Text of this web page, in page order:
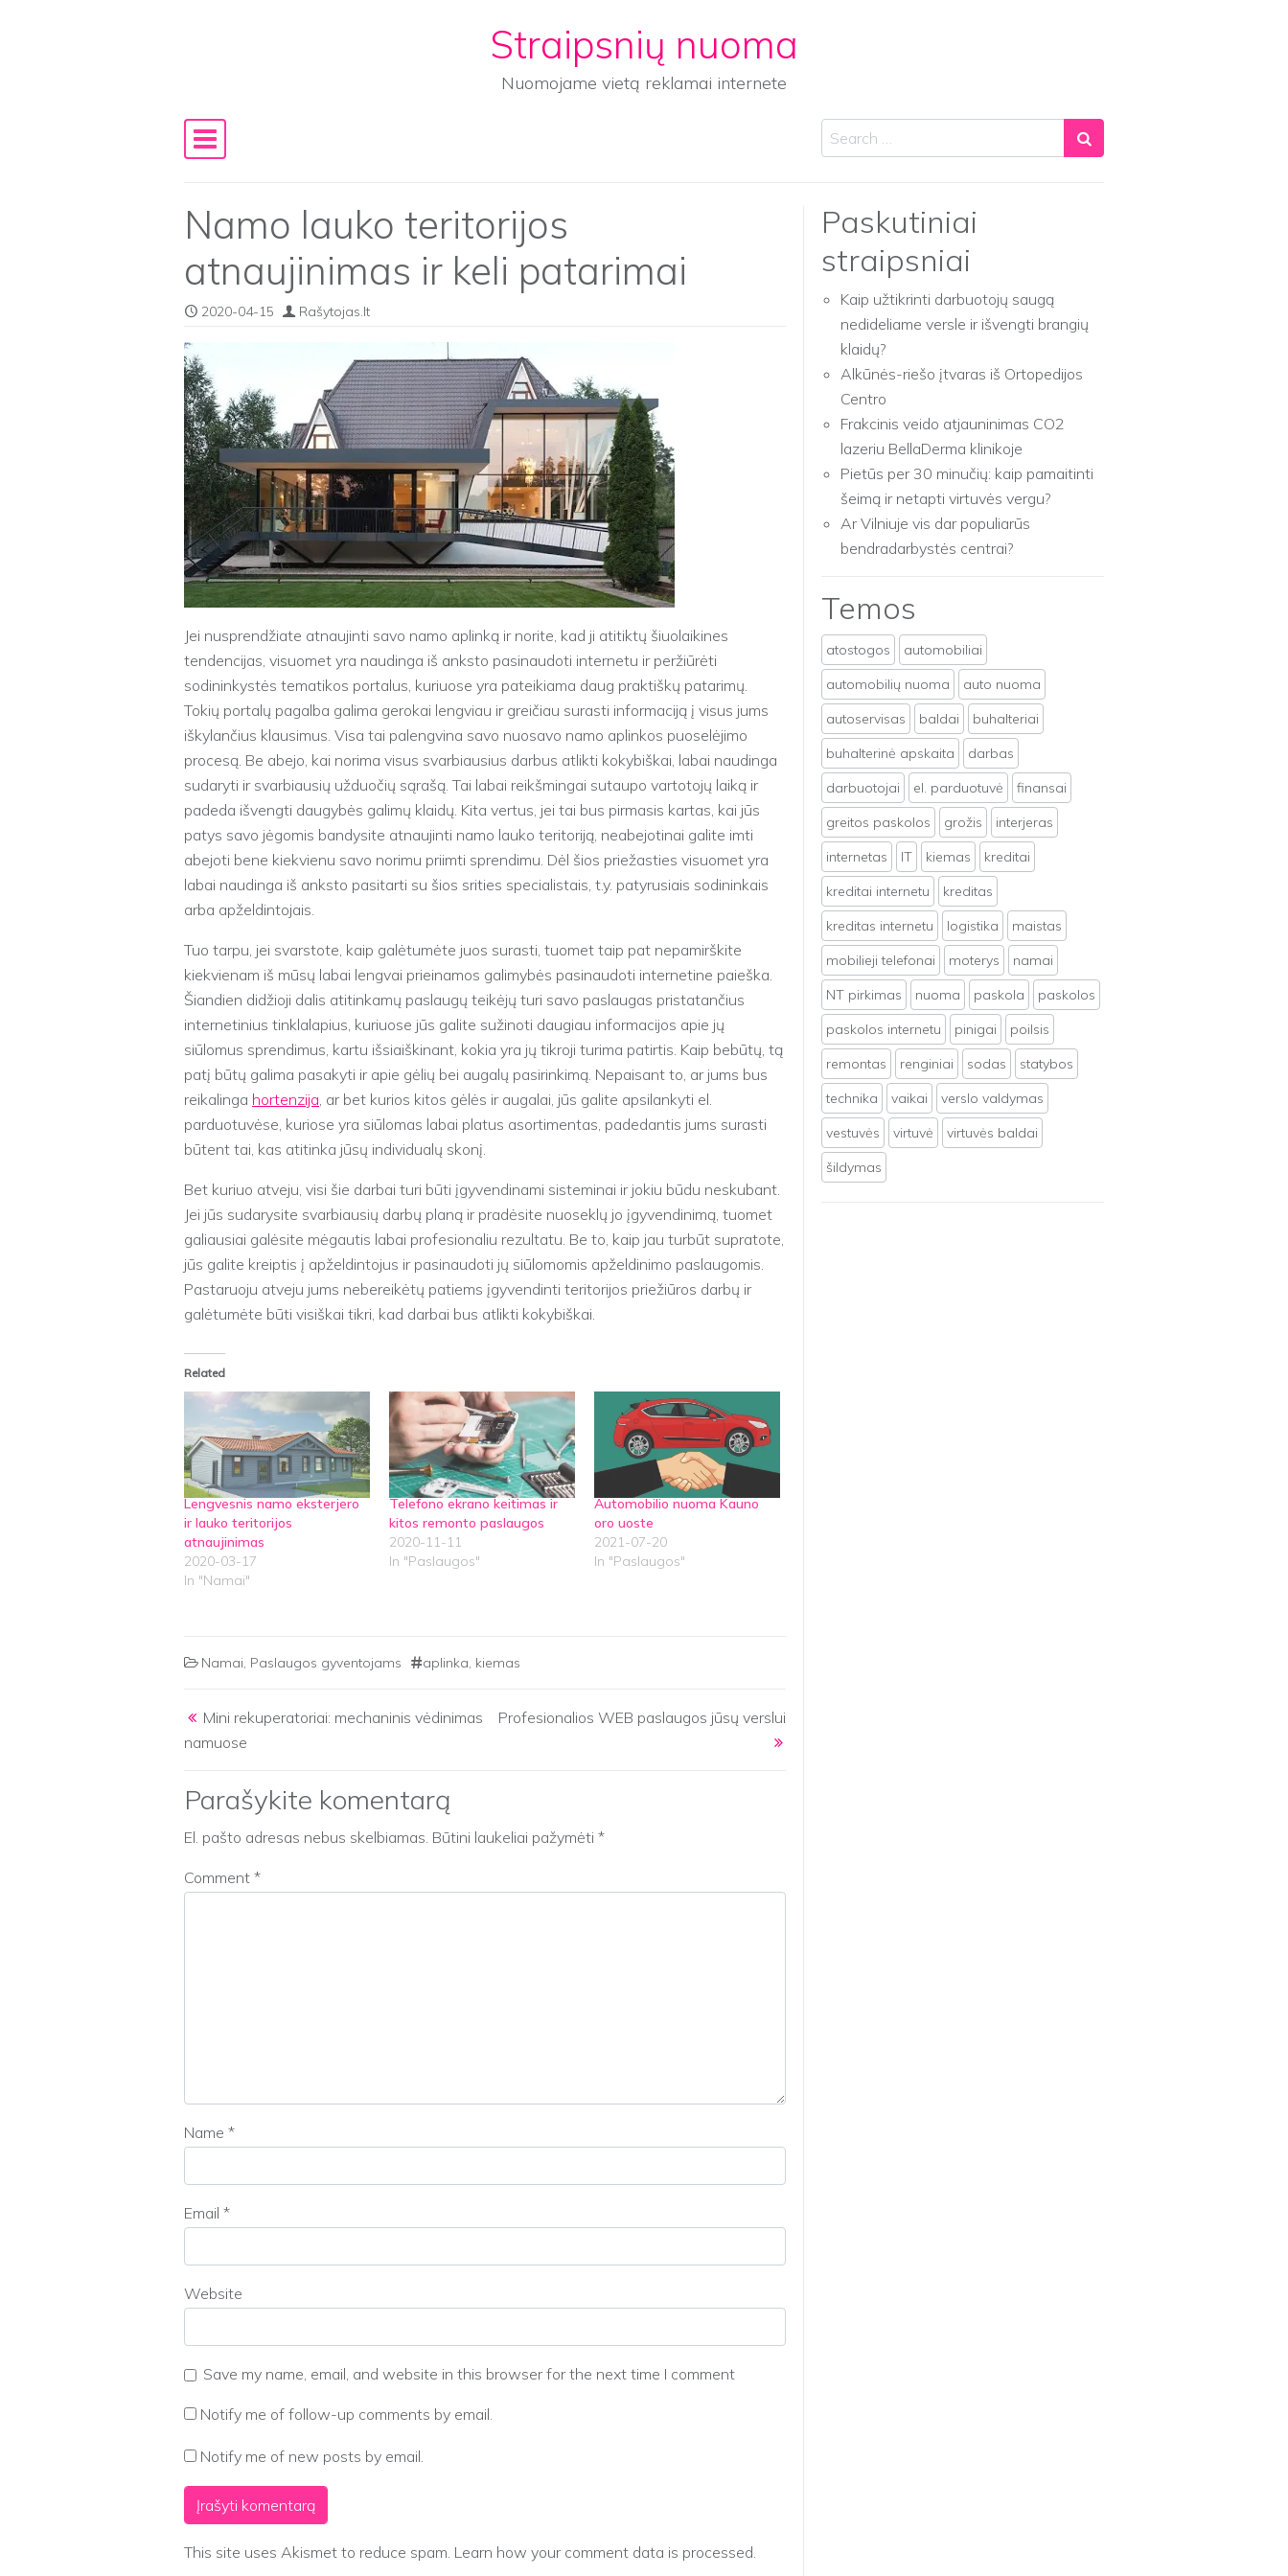
Straipsnių nuoma
Nuomojame vietą reklamai internete
Main Navigation
Search
Namo lauko teritorijos
atnaujinimas ir keli patarimai
2020-04-15 Rašytojas.lt
Jei nusprendžiate atnaujinti savo namo aplinką ir norite, kad ji atitiktų šiuolaikines
tendencijas, visuomet yra naudinga iš anksto pasinaudoti internetu ir peržiūrėti
sodininkystės tematikos portalus, kuriuose yra pateikiama daug praktiškų patarimų.
Tokių portalų pagalba galima gerokai lengviau ir greičiau surasti informaciją į visus jums
iškylančius klausimus. Visa tai palengvina savo nuosavo namo aplinkos puoselėjimo
procesą. Be abejo, kai norima visus svarbiausius darbus atlikti kokybiškai, labai naudinga
sudaryti ir svarbiausių užduočių sąrašą. Tai labai reikšmingai sutaupo vartotojų laiką ir
padeda išvengti daugybės galimų klaidų. Kita vertus, jei tai bus pirmasis kartas, kai jūs
patys savo jėgomis bandysite atnaujinti namo lauko teritoriją, neabejotinai galite imti
abejoti bene kiekvienu savo norimu priimti sprendimu. Dėl šios priežasties visuomet yra
labai naudinga iš anksto pasitarti su šios srities specialistais, t.y. patyrusiais sodininkais
arba apželdintojais.
Tuo tarpu, jei svarstote, kaip galėtumėte juos surasti, tuomet taip pat nepamirškite
kiekvienam iš mūsų labai lengvai prieinamos galimybės pasinaudoti internetine paieška.
Šiandien didžioji dalis atitinkamų paslaugų teikėjų turi savo paslaugas pristatančius
internetinius tinklalapius, kuriuose jūs galite sužinoti daugiau informacijos apie jų
siūlomus sprendimus, kartu išsiaiškinant, kokia yra jų tikroji turima patirtis. Kaip bebūtų, tą
patį būtų galima pasakyti ir apie gėlių bei augalų pasirinkimą. Nepaisant to, ar jums bus
reikalinga hortenzija, ar bet kurios kitos gėlės ir augalai, jūs galite apsilankyti el.
parduotuvėse, kuriose yra siūlomas labai platus asortimentas, padedantis jums surasti
būtent tai, kas atitinka jūsų individualų skonį.
Bet kuriuo atveju, visi šie darbai turi būti įgyvendinami sisteminai ir jokiu būdu neskubant.
Jei jūs sudarysite svarbiausių darbų planą ir pradėsite nuoseklų jo įgyvendinimą, tuomet
galiausiai galėsite mėgautis labai profesionaliu rezultatu. Be to, kaip jau turbūt supratote,
jūs galite kreiptis į apželdintojus ir pasinaudoti jų siūlomomis apželdinimo paslaugomis.
Pastaruoju atveju jums nebereikėtų patiems įgyvendinti teritorijos priežiūros darbų ir
galėtumėte būti visiškai tikri, kad darbai bus atlikti kokybiškai.
Related
Lengvesnis namo eksterjero
ir lauko teritorijos
atnaujinimas
2020-03-17
In "Namai"
Telefono ekrano keitimas ir
kitos remonto paslaugos
2020-11-11
In "Paslaugos"
Automobilio nuoma Kauno
oro uoste
2021-07-20
In "Paslaugos"
Namai, Paslaugos gyventojams aplinka, kiemas
Post navigation
Mini rekuperatoriai: mechaninis vėdinimas
namuose
Profesionalios WEB paslaugos jūsų verslui
Parašykite komentarą
El. pašto adresas nebus skelbiamas. Būtini laukeliai pažymėti *
Comment *
Name *
Email *
Website
Save my name, email, and website in this browser for the next time I comment
Notify me of follow-up comments by email.
Notify me of new posts by email.
This site uses Akismet to reduce spam. Learn how your comment data is processed.
Paskutiniai
straipsniai
Kaip užtikrinti darbuotojų saugą
nedideliame versle ir išvengti brangių
klaidų?
Alkūnės-riešo įtvaras iš Ortopedijos
Centro
Frakcinis veido atjauninimas CO2
lazeriu BellaDerma klinikoje
Pietūs per 30 minučių: kaip pamaitinti
šeimą ir netapti virtuvės vergu?
Ar Vilniuje vis dar populiarūs
bendradarbystės centrai?
Temos
atostogos
automobiliai
automobilių nuoma
auto nuoma
autoservisas
baldai
buhalteriai
buhalterinė apskaita
darbas
darbuotojai
el. parduotuvė
finansai
greitos paskolos
grožis
interjeras
internetas
IT kiemas
kreditai
kreditai internetu
kreditas
kreditas internetu
logistika
maistas
mobilieji telefonai
moterys
namai
NT pirkimas
nuoma paskola
paskolos
paskolos internetu
pinigai
poilsis
remontas
renginiai sodas
statybos
technika
vaikai
verslo valdymas
vestuvės
virtuvė
virtuvės baldai
šildymas